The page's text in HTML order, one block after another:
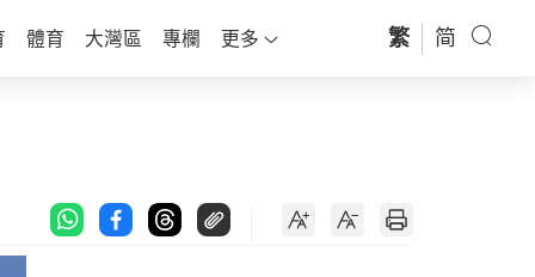
體育 大灣區 專欄 更多 繁 简